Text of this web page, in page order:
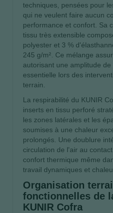
techniques, pensées pour
qui ne veulent faire aucun
performance et confort. Sa
tissu très extensible
polyester et 3 %
245 g/m². Ce mélange
autorisant une amplitude de
essentielle lors des
terrain.
La respirabilité du KUNIR
inserts en tissu perforé
les zones latérales et les
soumises à une chaleur
prolongés. Une doublure
circulation de l'air au
confort thermique même
travail dynamiques et
Organisation
fonctionnelles de
KUNIR Cofra